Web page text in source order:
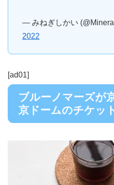
— みねぎしかい
2022
[ad01]
ブルーノマーズが
京ドームのチケッ